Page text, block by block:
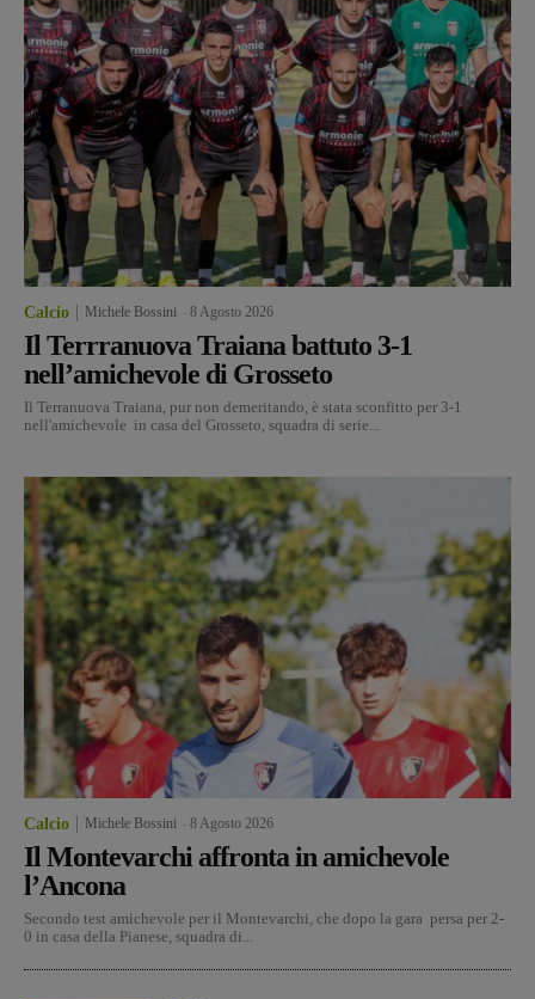
Calcio Michele Bossini 8 Agosto 2026
Il Terrranuova Traiana battuto 3-1
nell’amichevole di Grosseto
Il Terranuova Traiana, pur non demeritando, è stata sconfitto per 3-1
nell'amichevole in casa del Grosseto, squadra di serie...
Calcio Michele Bossini 8 Agosto 2026
Il Montevarchi affronta in amichevole
l’Ancona
Secondo test amichevole per il Montevarchi, che dopo la gara persa per 2-
0 in casa della Pianese, squadra di...